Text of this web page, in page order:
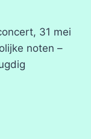
31 mei
noten –